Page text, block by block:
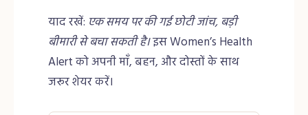
याद रखें: एक समय पर की गई छोटी जांच, बड़ी
बीमारी से बचा सकती है।इस Women’s Health
Alert को अपनी माँ, बहन, और दोस्तों के साथ
जरूर शेयर करें।